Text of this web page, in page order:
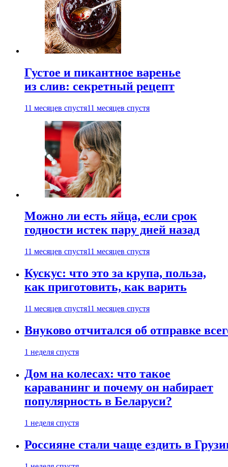
Густое и пикантное варенье
из слив: секретный рецепт
11 месяцев спустя11 месяцев спустя
Можно ли есть яйца, если срок
годности истек пару дней назад
11 месяцев спустя11 месяцев спустя
Кускус: что это за крупа, польза,
как приготовить, как варить
11 месяцев спустя11 месяцев спустя
Внуково отчитался об отправке
1 неделя спустя
Дом на колесах: что такое
караванинг и почему он набирает
популярность в Беларуси?
1 неделя спустя
Россияне стали чаще ездить в